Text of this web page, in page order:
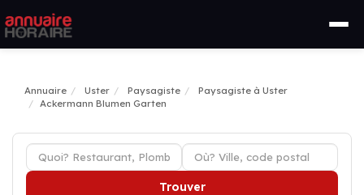
Annuaire Uster Paysagiste
Paysagiste à Uster
Ackermann Blumen Garten
Trouver